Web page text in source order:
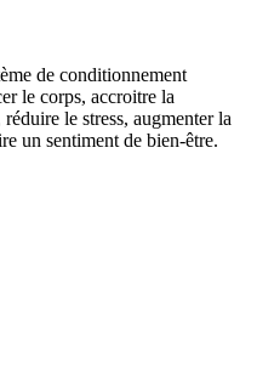
de conditionnement
le corps, accroitre la
le stress, augmenter la
un sentiment de bien-être.